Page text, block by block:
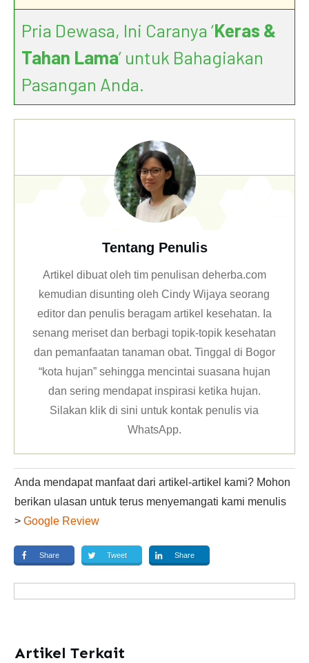
Pria Dewasa, Ini Caranya ‘Keras &
Tahan Lama’ untuk Bahagiakan
Pasangan Anda.
Tentang Penulis
Artikel dibuat oleh tim penulisan deherba.com
kemudian disunting oleh Cindy Wijaya seorang
editor dan penulis beragam artikel kesehatan. Ia
senang meriset dan berbagi topik-topik kesehatan
dan pemanfaatan tanaman obat. Tinggal di Bogor
“kota hujan” sehingga mencintai suasana hujan
dan sering mendapat inspirasi ketika hujan.
Silakan klikdi sini untuk kontak penulis via
WhatsApp.
Anda mendapat manfaat dari artikel-artikel kami? Mohon
berikan ulasan untuk terus menyemangati kami menulis
> Google Review
Share Tweet Share
Artikel Terkait